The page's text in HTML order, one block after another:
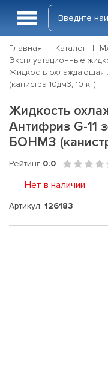
Главная Каталог
Эксплуатационные
Жидкость охлаждающая
(канистра 10дм3, 10 кг)
Жидкость
Антифриз G-11
БОНМЗ
Рейтинг 0.0
Нет в наличии
Артикул: 126183